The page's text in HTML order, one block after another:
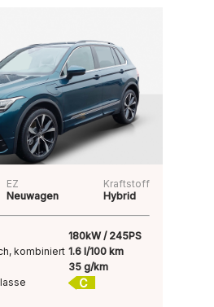
EZ
Neuwagen
Kraftstoff
Hybrid
180kW / 245PS
kombiniert 1.6 l/100 km
35 g/km
C